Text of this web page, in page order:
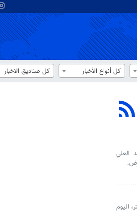
كل أنواع الأخبار كل صناديق الاخبار
العلي
ريختر، اليوم